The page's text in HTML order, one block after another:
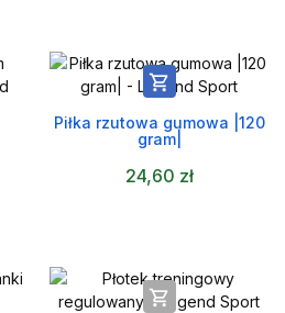

Piłka rzutowa gumowa |120
gram|
24,60 zł
